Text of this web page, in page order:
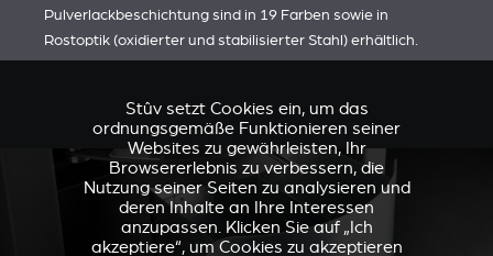
Pulverlackbeschichtung sind in 19 Farben sowie in
Rostoptik (oxidierter und stabilisierter Stahl) erhältlich.
Stûv setzt Cookies ein, um das
ordnungsgemäße Funktionieren seiner
Websites zu gewährleisten, Ihr
Browsererlebnis zu verbessern, die
Nutzung seiner Seiten zu analysieren und
deren Inhalte an Ihre Interessen
anzupassen. Klicken Sie auf „Ich
akzeptiere“, um Cookies zu akzeptieren